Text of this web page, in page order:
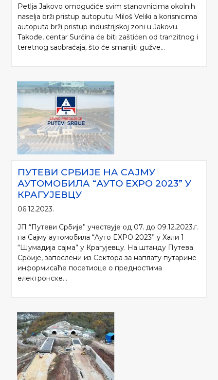
Petlja Jakovo omogućiće svim stanovnicima okolnih
naselja brži pristup autoputu Miloš Veliki a korisnicima
autoputa brži pristup industrijskoj zoni u Jakovu.
Takođe, centar Surčina će biti zaštićen od tranzitnog i
teretnog saobraćaja, što će smanjiti gužve...
ПУТЕВИ СРБИЈЕ НА САЈМУ
АУТОМОБИЛА “АУТО EXPO 2023” У
КРАГУЈЕВЦУ
06.12.2023.
ЈП “Путеви Србије” учествује од 07. до 09.12.2023.г.
на Сајму аутомобила “Ауто EXPO 2023” у Хали 1
“Шумадија сајма” у Крагујевцу. На штанду Путева
Србије, запослени из Сектора за наплату путарине
информисаће посетиоце о предностима
електронске...